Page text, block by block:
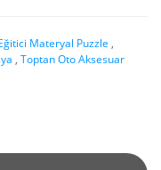
Materyal Puzzle ,
,Toptan Oto Aksesuar